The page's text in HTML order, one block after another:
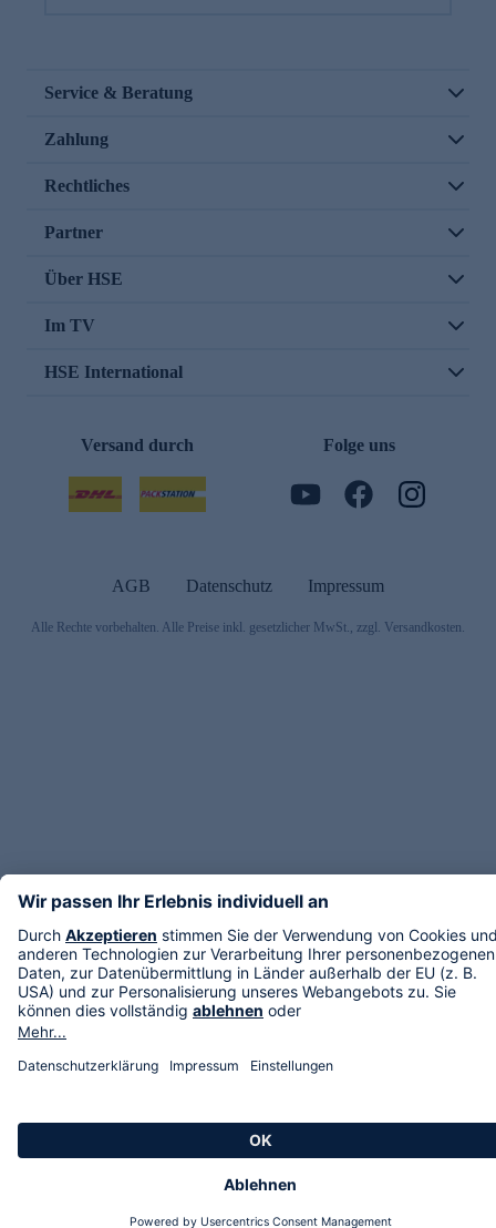
Service & Beratung
Zahlung
Rechtliches
Partner
Über HSE
Im TV
HSE International
Versand durch Folge uns
AGB Datenschutz Impressum
Alle Rechte vorbehalten. Alle Preise inkl. gesetzlicher MwSt., zzgl. Versandkosten.